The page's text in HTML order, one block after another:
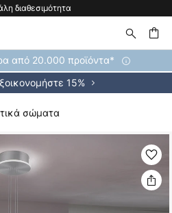
από 20.000 προϊόντα*
15%
σώματα